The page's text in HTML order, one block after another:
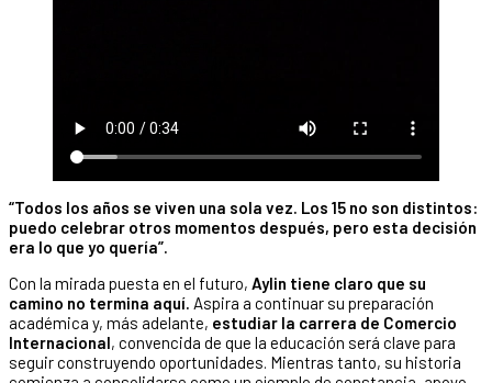
“Todos los años se viven una sola vez. Los 15 no son distintos:
puedo celebrar otros momentos después, pero esta decisión
era lo que yo quería”.
Con la mirada puesta en el futuro, Aylin tiene claro que su
camino no termina aquí. Aspira a continuar su preparación
académica y, más adelante, estudiar la carrera de Comercio
Internacional, convencida de que la educación será clave para
seguir construyendo oportunidades. Mientras tanto, su historia